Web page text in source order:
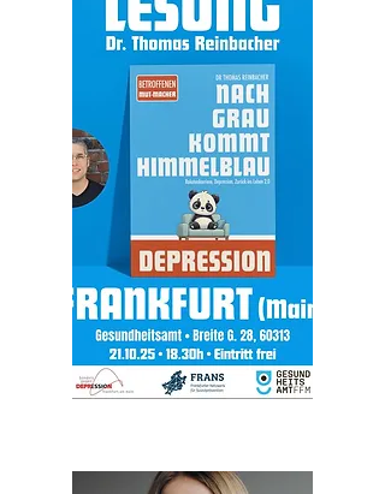
Lesung nimmt Thomas dich mit auf
seine unglaubliche Reise – vom
beruflichen Höhenflug mit
Management-Rollen bei Amazon
und Google bis zur Einweisung in
die geschlossene Psychiatrie. Mehr
als 200 Tage verbrachte er in der
Klinik und kämpfte über zwei Jahre
langsam wieder zurück in ein
Leben 2.0 - "Ich habe eine zweite
Chance bekommen, dafür bin ich
sehr dankbar", sagt er heute.